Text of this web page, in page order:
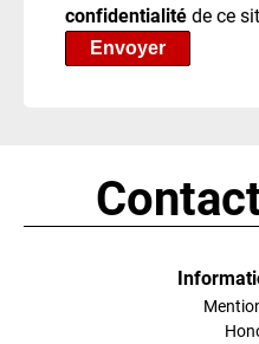
confidentialitéde ce
Envoyer